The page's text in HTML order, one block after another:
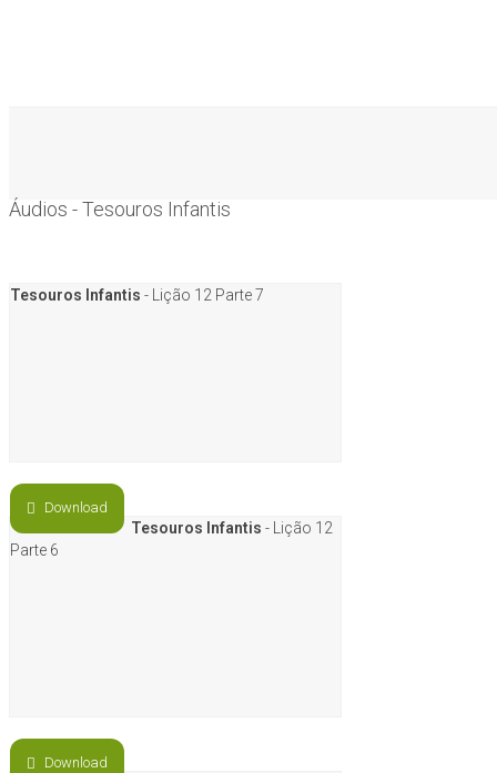
Áudios - Tesouros Infantis
Tesouros Infantis - Lição 12 Parte 7
Download
Tesouros Infantis - Lição 12
Parte 6
Download